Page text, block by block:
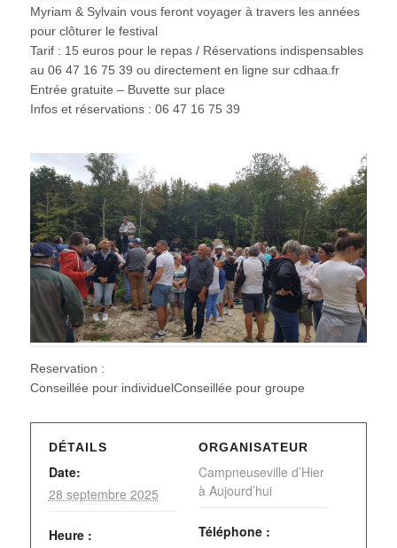
Myriam & Sylvain vous feront voyager à travers les années
pour clôturer le festival
Tarif : 15 euros pour le repas / Réservations indispensables
au 06 47 16 75 39 ou directement en ligne sur cdhaa.fr
Entrée gratuite – Buvette sur place
Infos et réservations : 06 47 16 75 39
Reservation :
Conseillée pour individuelConseillée pour groupe
DÉTAILS
Date:
28 septembre 2025
Heure :
ORGANISATEUR
Campneuseville d’Hier
à Aujourd’hui
Téléphone :